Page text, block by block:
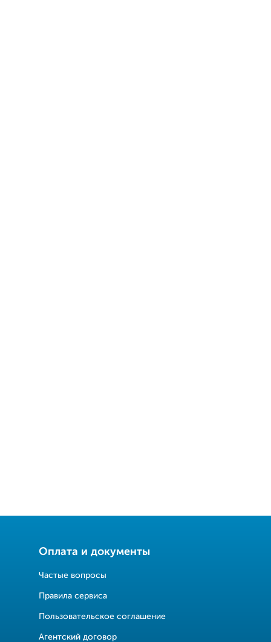
Оплата и документы
Частые вопросы
Правила сервиса
Пользовательское соглашение
Агентский договор